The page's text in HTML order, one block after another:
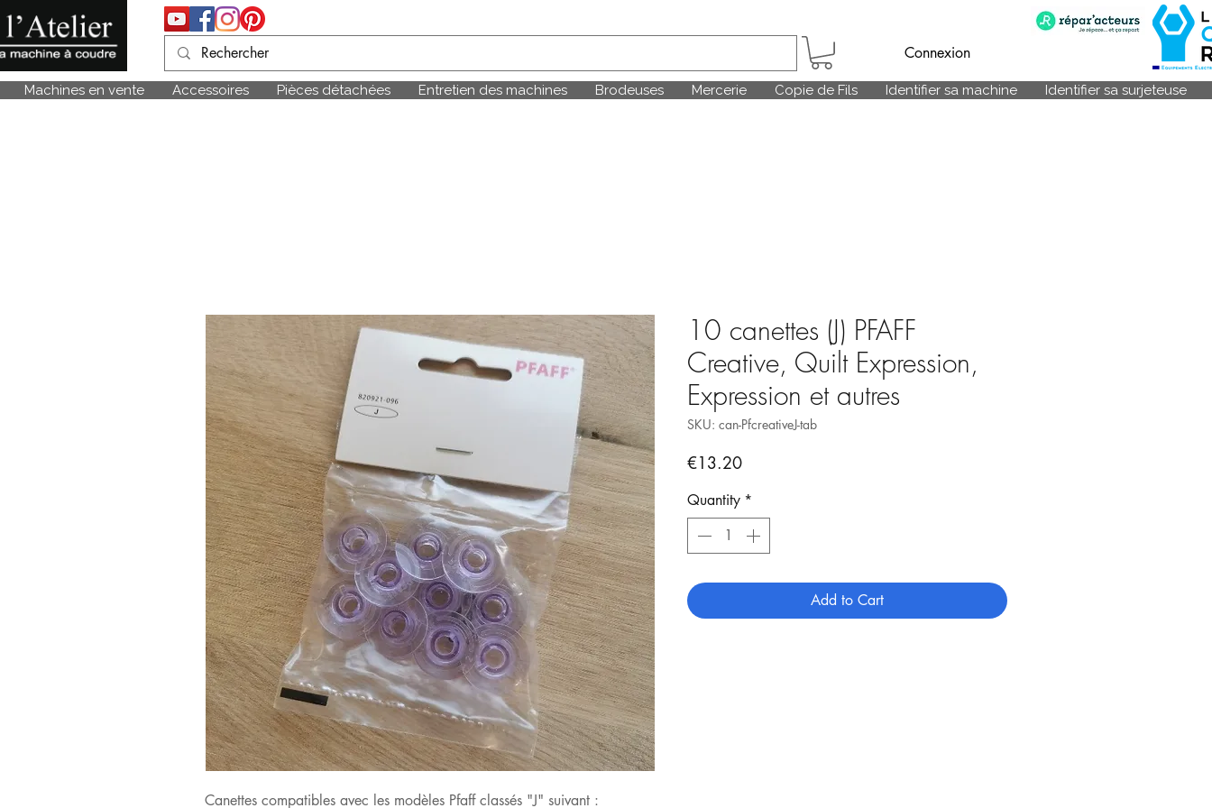
Machines en vente Accessoires Pièces détachées Entretien des machines Brodeuses Mercerie Copie de Fils Identifier sa machine Identifier sa surjeteuse
Connexion
Canettes compatibles avec les modèles Pfaff classés "J" suivant :
10 canettes (J) PFAFF
Creative, Quilt Expression,
Expression et autres
SKU: can-PfcreativeJ-tab
€13.20Price
Quantity *
Add to Cart